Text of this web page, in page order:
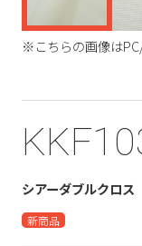
※こちらの画像は
シアーダブルクロス
新商品